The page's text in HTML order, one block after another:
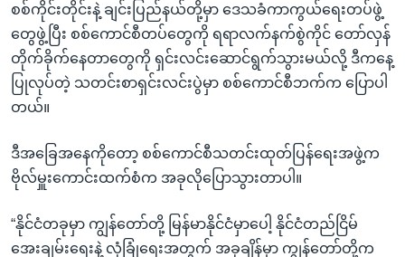
စစ်ကိုင်းတိုင်းနဲ့ ချင်းပြည်နယ်တို့မှာ ဒေသခံကာကွယ်ရေးတပ်ဖွဲ့
တွေဖွဲ့ပြီး စစ်ကောင်စီတပ်တွေကို ရရာလက်နက်စွဲကိုင် တော်လှန်
တိုက်ခိုက်နေတာတွေကို ရှင်းလင်းဆောင်ရွက်သွားမယ်လို့ ဒီကနေ့
ပြုလုပ်တဲ့ သတင်းစာရှင်းလင်းပွဲမှာ စစ်ကောင်စီဘက်က ပြောပါ
တယ်။
ဒီအခြေအနေကိုတော့ စစ်ကောင်စီသတင်းထုတ်ပြန်ရေးအဖွဲ့က
ဗိုလ်မှူးကောင်းထက်စံက အခုလိုပြောသွားတာပါ။
“နိုင်ငံတခုမှာ ကျွန်တော်တို့ မြန်မာနိုင်ငံမှာပေါ့ နိုင်ငံတည်ငြိမ်
အေးချမ်းရေးနဲ့ လုံခြုံရေးအတွက် အခုချိန်မှာ ကျွန်တော်တို့က